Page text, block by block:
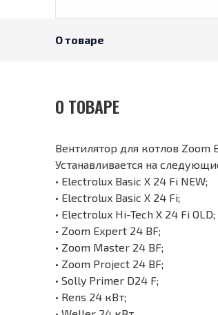
О товаре
О ТОВАРЕ
Вентилятор для котлов Zoom
Устанавливается на
• Electrolux Basic X 24 Fi NEW;
• Electrolux Basic X 24 Fi;
• Electrolux Hi-Tech X 24 Fi OLD;
• Zoom Expert 24 BF;
• Zoom Master 24 BF;
• Zoom Project 24 BF;
• Solly Primer D24 F;
• Rens 24 кВт;